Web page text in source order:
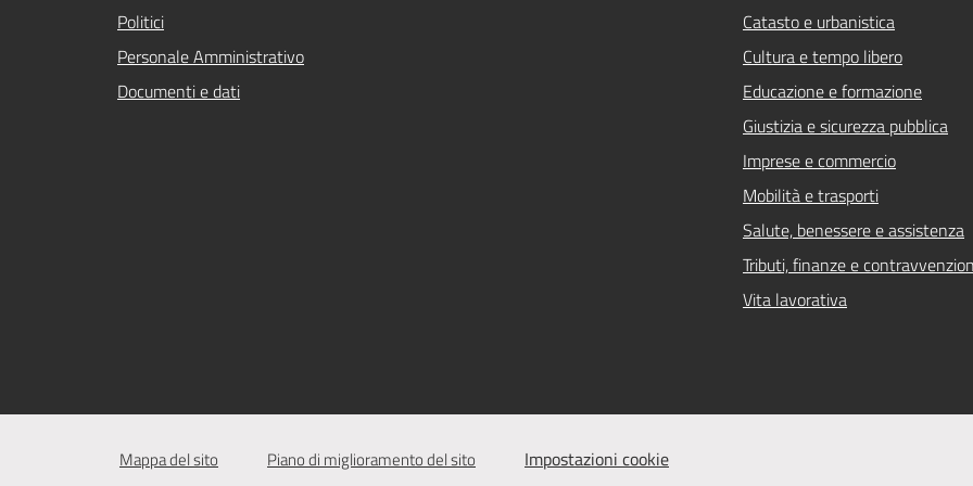
Politici
Personale Amministrativo
Documenti e dati
Catasto e urbanistica
Cultura e tempo libero
Educazione e formazione
Giustizia e sicurezza pubblica
Imprese e commercio
Mobilità e trasporti
Salute, benessere e assistenza
Tributi, finanze e
Vita lavorativa
Mappa del sito Piano di miglioramento del sito Impostazioni cookie